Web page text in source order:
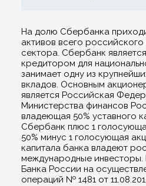
На долю Сбербанка
активов всего
сектора. Сбербанк
кредитором для
занимает одну из
вкладов. Основным
является Российская
Министерства финансов
владеющая 50% уставного
Сбербанк плюс 1
50% минус 1 голосующая
капитала банка владеют
международные инвесторы.
Банка России на
операций № 1481 от